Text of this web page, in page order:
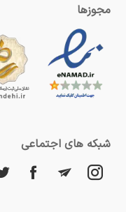
مجوزها
شبکه های اجتماعی